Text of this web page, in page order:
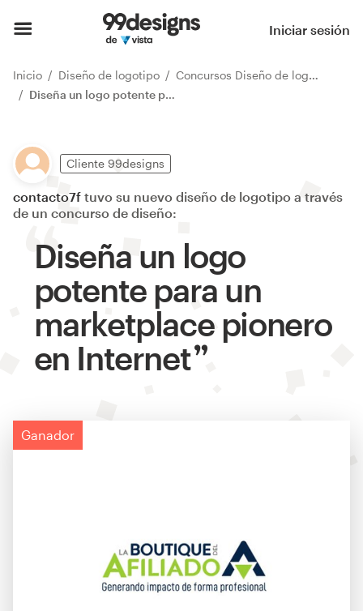
Iniciar sesión
Inicio Diseño de logotipo
Concursos Diseño de logotipo
Diseña un logo potente para un marketplace pionero en Internet
Cliente 99designs
contacto7f tuvo su nuevo diseño de logotipo a través
de un concurso de diseño:
Ganador
Diseña un logo
potente para un
marketplace pionero
en Internet